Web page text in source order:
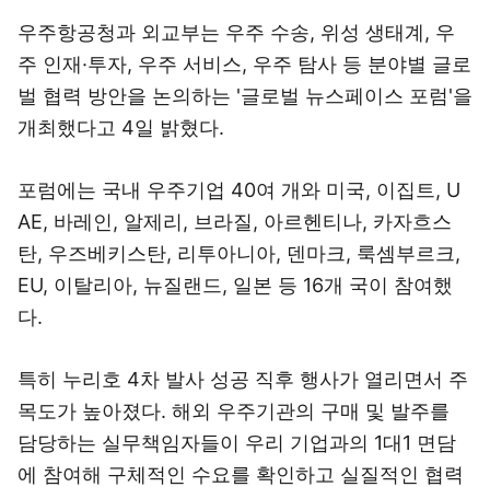
우주항공청과 외교부는 우주 수송, 위성 생태계, 우
주 인재·투자, 우주 서비스, 우주 탐사 등 분야별 글로
벌 협력 방안을 논의하는 '글로벌 뉴스페이스 포럼'을
개최했다고 4일 밝혔다.
포럼에는 국내 우주기업 40여 개와 미국, 이집트, U
AE, 바레인, 알제리, 브라질, 아르헨티나, 카자흐스
탄, 우즈베키스탄, 리투아니아, 덴마크, 룩셈부르크,
EU, 이탈리아, 뉴질랜드, 일본 등 16개 국이 참여했
다.
특히 누리호 4차 발사 성공 직후 행사가 열리면서 주
목도가 높아졌다. 해외 우주기관의 구매 및 발주를
담당하는 실무책임자들이 우리 기업과의 1대1 면담
에 참여해 구체적인 수요를 확인하고 실질적인 협력